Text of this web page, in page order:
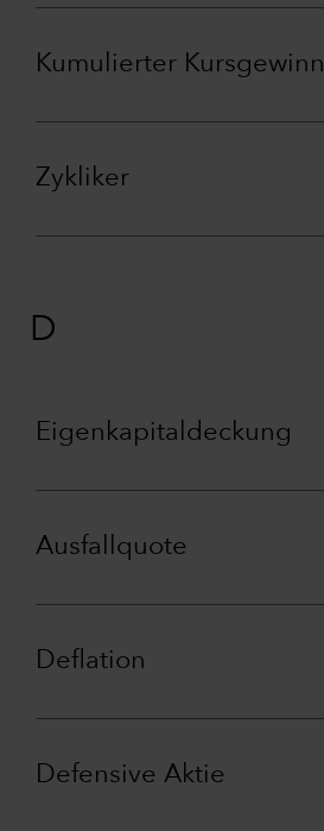
Kumulierter Kursgewinn
Zykliker
D
Eigenkapitaldeckung
Ausfallquote
Deflation
Defensive Aktie